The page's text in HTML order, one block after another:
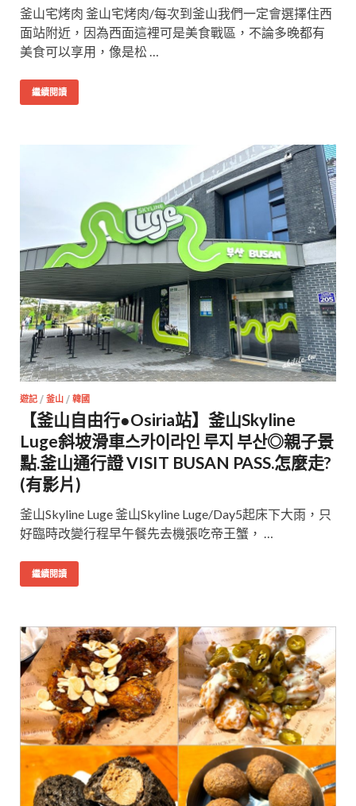
釜山宅烤肉 釜山宅烤肉/每次到釜山我們一定會選擇住西
面站附近，因為西面這裡可是美食戰區，不論多晚都有
美食可以享用，像是松 …
繼續閱讀
遊記 / 釜山 / 韓國
【釜山自由行●Osiria站】釜山Skyline
Luge斜坡滑車스카이라인 루지 부산◎親子景
點.釜山通行證 VISIT BUSAN PASS.怎麼走?
(有影片)
釜山Skyline Luge 釜山Skyline Luge/Day5起床下大雨，只
好臨時改變行程早午餐先去機張吃帝王蟹， …
繼續閱讀